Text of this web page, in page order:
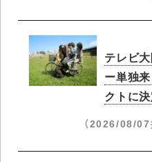
テレビ
ー単独
クトに
（2026/08/07